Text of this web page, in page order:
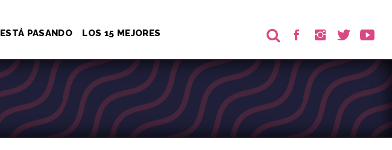
ESTÁ PASANDO LOS 15 MEJORES